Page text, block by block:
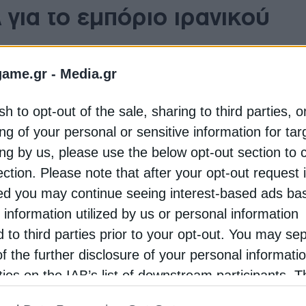
- Media.gr
to opt-out of the sale, sharing to third parties,
of your personal or sensitive information for
by us, please use the below opt-out section to
Please note that after your opt-out request
you may continue seeing interest-based ads
information utilized by us or personal information
to third parties prior to your opt-out. You may
the further disclosure of your personal
on the IAB’s list of downstream participants.
το εμπόριο ιρανικού
κυρώσεων σε βάρος τριών προσώπων και εννέα
στα Ηνωμένα Αραβικά Εμιράτα και μιας στο Ομάν
στην Κίνα.
τις κυρώσεις που ανακοινώθηκαν την
το Ιράν στην αγορά όπλων και
πυραύλων.
ταξίδι του Ντόναλντ Τραμπ στην Κίνα, όπου ο
του Σι Τζινπίνγκ να συμβάλει στην επίλυση της